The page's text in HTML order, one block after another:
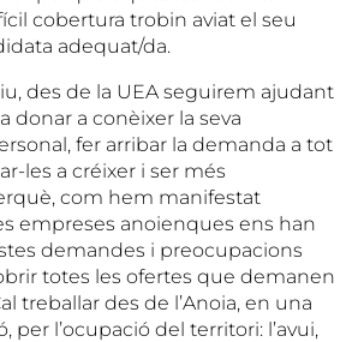
cobertura trobin aviat el seu
adequat/da.
des de la UEA seguirem ajudant
donar a conèixer la seva
fer arribar la demanda a tot
les a créixer i ser més
com hem manifestat
empreses anoienques ens han
demandes i preocupacions
totes les ofertes que demanen
treballar des de l’Anoia, en una
per l’ocupació del territori: l’avui,